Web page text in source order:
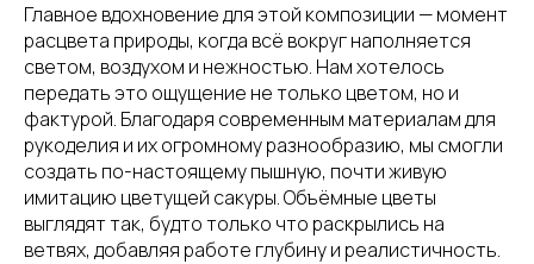
Главное вдохновение для этой композиции — момент
расцвета природы, когда всё вокруг наполняется
светом, воздухом и нежностью. Нам хотелось
передать это ощущение не только цветом, но и
фактурой. Благодаря современным материалам для
рукоделия и их огромному разнообразию, мы смогли
создать по-настоящему пышную, почти живую
имитацию цветущей сакуры. Объёмные цветы
выглядят так, будто только что раскрылись на
ветвях, добавляя работе глубину и реалистичность.